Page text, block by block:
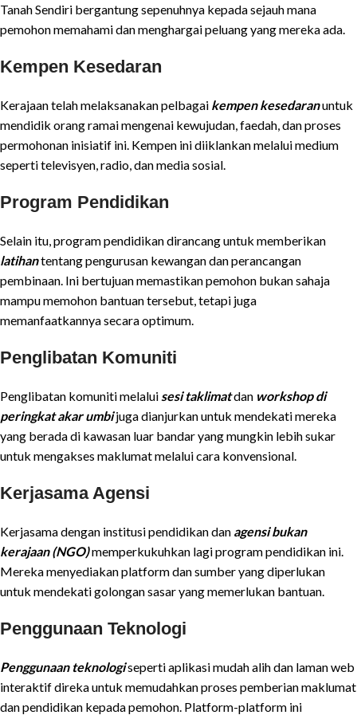
Tanah Sendiri bergantung sepenuhnya kepada sejauh mana
pemohon memahami dan menghargai peluang yang mereka ada.
Kempen Kesedaran
Kerajaan telah melaksanakan pelbagai kempen kesedaranuntuk
mendidik orang ramai mengenai kewujudan, faedah, dan proses
permohonan inisiatif ini. Kempen ini diiklankan melalui medium
seperti televisyen, radio, dan media sosial.
Program Pendidikan
Selain itu, program pendidikan dirancang untuk memberikan
latihantentang pengurusan kewangan dan perancangan
pembinaan. Ini bertujuan memastikan pemohon bukan sahaja
mampu memohon bantuan tersebut, tetapi juga
memanfaatkannya secara optimum.
Penglibatan Komuniti
Penglibatan komuniti melalui sesi taklimatdan workshop di
peringkat akar umbijuga dianjurkan untuk mendekati mereka
yang berada di kawasan luar bandar yang mungkin lebih sukar
untuk mengakses maklumat melalui cara konvensional.
Kerjasama Agensi
Kerjasama dengan institusi pendidikan dan agensi bukan
kerajaan (NGO)memperkukuhkan lagi program pendidikan ini.
Mereka menyediakan platform dan sumber yang diperlukan
untuk mendekati golongan sasar yang memerlukan bantuan.
Penggunaan Teknologi
Penggunaan teknologiseperti aplikasi mudah alih dan laman web
interaktif direka untuk memudahkan proses pemberian maklumat
dan pendidikan kepada pemohon. Platform-platform ini